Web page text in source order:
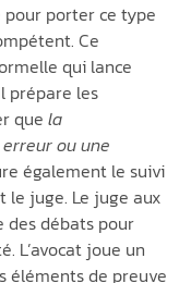
pour porter ce type
Ce
qui lance
prépare les
que la
ou une
également le suivi
le juge. Le juge aux
des débats pour
L’avocat joue un
éléments de preuve